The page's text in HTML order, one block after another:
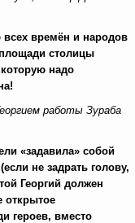
времён и народов
столицы
надо
работы Зураба
«задавила» собой
не задрать голову,
Георгий должен
открытое
героев, вместо